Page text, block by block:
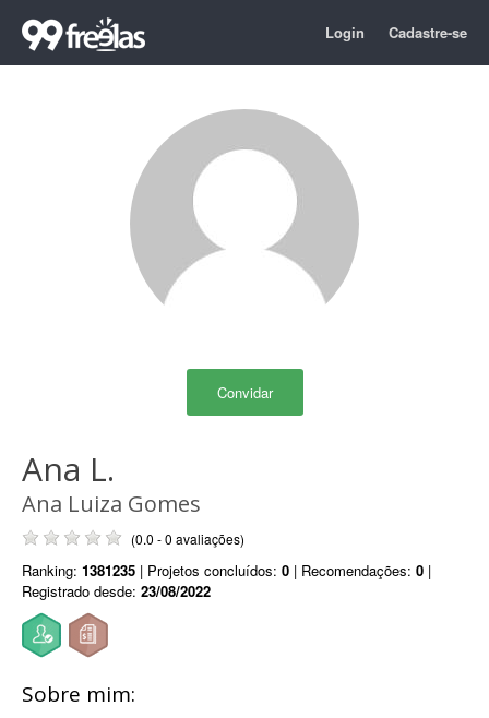
Login Cadastre-se
Convidar
Ana L.
Ana Luiza Gomes
(0.0 - 0 avaliações)
Ranking: 1381235 | Projetos concluídos: 0 | Recomendações: 0 |
Registrado desde: 23/08/2022
Sobre mim: